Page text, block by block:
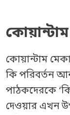
কোয়ান্টাম
কোয়ান্টাম
কি পরিবর্তন
পাঠকদেরকে
দেওয়ার এখন